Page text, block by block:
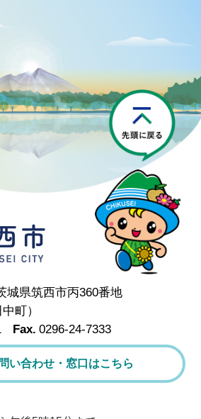
筑西市
城県筑西市丙360番地
町）
Fax. 0296-24-7333
い合わせ・窓口はこちら